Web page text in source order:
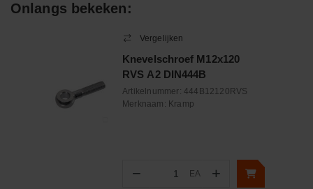
Onlangs bekeken:
Vergelijken
Knevelschroef M12x120
RVS A2 DIN444B
Artikelnummer: 444B12120RVS
Merknaam: Kramp
− Aantal
EA +